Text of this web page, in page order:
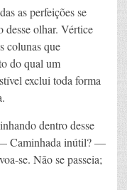
as perfeições se
desse olhar. Vértice
colunas que
do qual um
exclui toda forma
dentro desse
— Caminhada inútil? —
se. Não se passeia;